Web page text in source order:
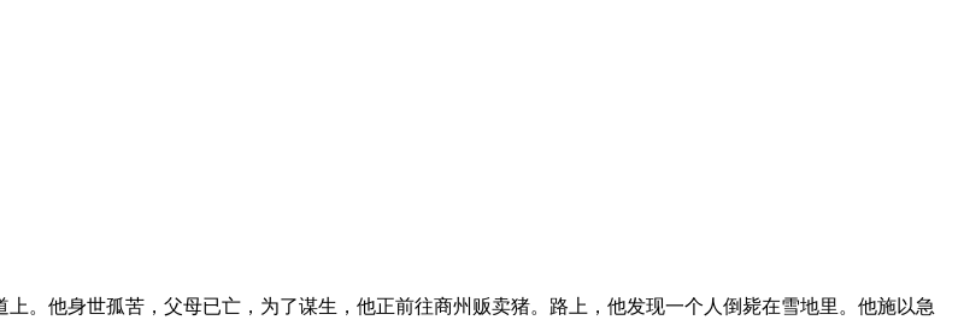
。他身世孤苦，父母已亡，为了谋生，他正前往商州贩卖猪。路上，他发现一个人倒毙在雪地里。他施以急